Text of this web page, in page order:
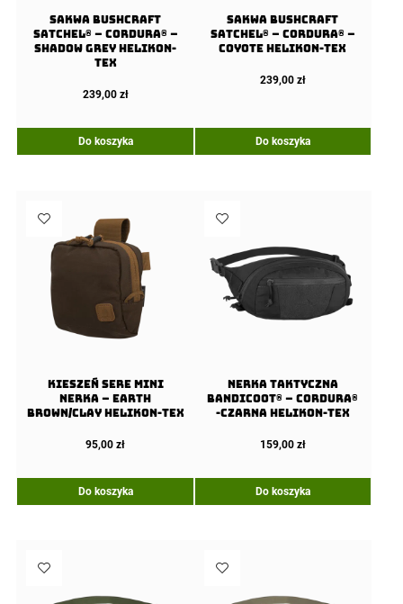
Sakwa BUSHCRAFT
SATCHEL® – Cordura® –
Shadow Grey Helikon-
tex
239,00 zł
Do koszyka
Sakwa BUSHCRAFT
SATCHEL® – Cordura® –
Coyote Helikon-tex
239,00 zł
Do koszyka
KIESZEŃ SERE mini
nerka – EARTH
BROWN/CLAY Helikon-Tex
95,00zł
Do koszyka
Nerka taktyczna
BANDICOOT® – Cordura®
-Czarna Helikon-Tex
159,00 zł
Do koszyka